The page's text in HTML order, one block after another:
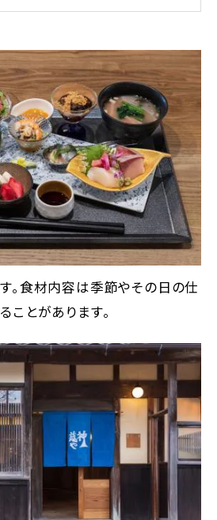
。食材内容は季節やその日の仕
ことがあります。